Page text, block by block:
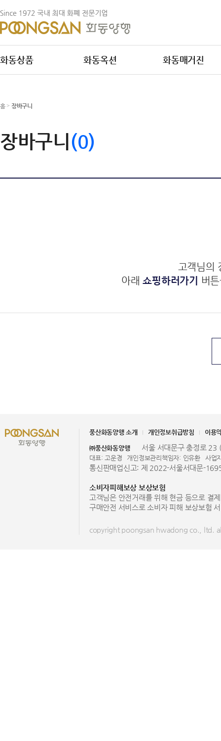
화동상품 화동옥션 화동매거진
홈> 장바구니
장바구니 (0)
고객님의
아래쇼핑하러가기 버
풍산화동양행 소개 개인정보취급방침 이용
㈜풍산화동양행 서울 서대문구 충정로 23
대표: 고운경 개인정보관리책임자: 인유환 사업
통신판매업신고: 제 2022-서울서대문-
소비자피해보상 보상보험
고객님은 안전거래를 위해 현금 등으로 결
구매안전 서비스로 소비자 피해 보상보험
copyright poongsan hwadong co., ltd.